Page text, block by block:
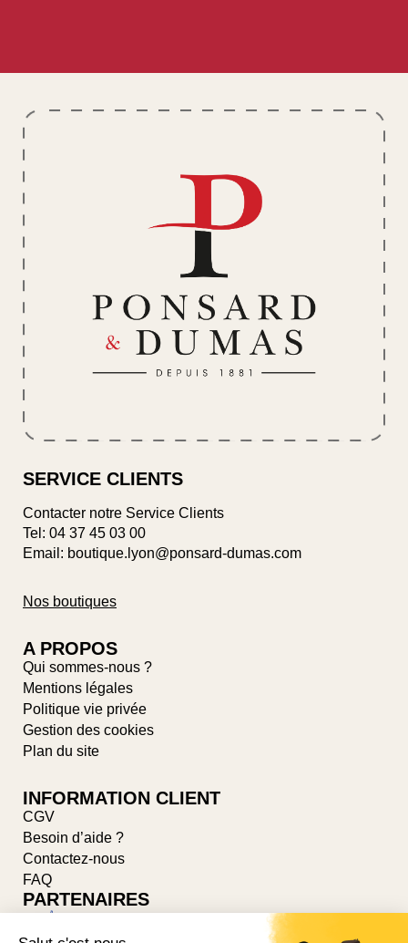
SERVICE CLIENTS
Contacter notre Service Clients
Tel: 04 37 45 03 00
Email: boutique.lyon@ponsard-dumas.com
Nos boutiques
A PROPOS
Qui sommes-nous ?
Mentions légales
Politique vie privée
Gestion des cookies
Plan du site
INFORMATION CLIENT
CGV
Besoin d’aide ?
Contactez-nous
FAQ
PARTENAIRES